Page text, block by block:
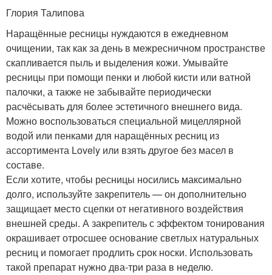
Глория Талипова
Наращённые ресницы нуждаются в ежедневном
очищении, так как за день в межресничном пространстве
скапливается пыль и выделения кожи. Умывайте
ресницы при помощи пенки и любой кисти или ватной
палочки, а также не забывайте периодически
расчёсывать для более эстетичного внешнего вида.
Можно воспользоваться специальной мицеллярной
водой или пенками для наращённых ресниц из
ассортимента Lovely или взять другое без масел в
составе.
Если хотите, чтобы ресницы носились максимально
долго, используйте закрепитель — он дополнительно
защищает место сцепки от негативного воздействия
внешней среды. А закрепитель с эффектом тонирования
окрашивает отросшее основание светлых натуральных
ресниц и помогает продлить срок носки. Использовать
такой препарат нужно два-три раза в неделю.